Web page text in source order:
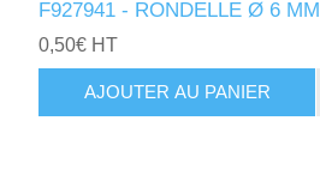
F927941 - RONDELLE Ø 6 MM
0,50€ HT
AJOUTER AU PANIER